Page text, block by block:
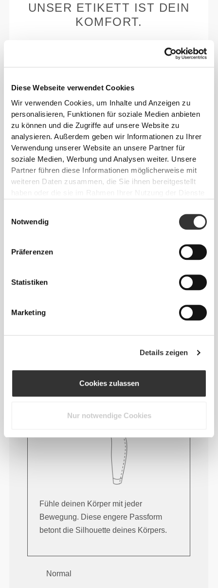
Diese Webseite verwendet Cookies
Wir verwenden Cookies, um Inhalte und Anzeigen zu
personalisieren, Funktionen für soziale Medien anbieten
zu können und die Zugriffe auf unsere Website zu
analysieren. Außerdem geben wir Informationen zu Ihrer
Verwendung unserer Website an unsere Partner für
soziale Medien, Werbung und Analysen weiter. Unsere
Partner führen diese Informationen möglicherweise mit
weiteren Daten zusammen, die Sie ihnen bereitgestellt
Notwendig
Präferenzen
Statistiken
Marketing
Details zeigen
Cookies zulassen
Nur notwendige Cookies
UNSER ETIKETT IST DEIN
KOMFORT.
Ohne eingenähtes Etikett
Unsere Kleidung steht für Komfort. Unsere
Herangehensweise hinterlässt einen wichtigen
Eindruck auf unsere Kleidung: auf die nahtlose
Freiheit! Ohne eingenähtes Etikett wird das Tragen
von Kleidung noch bequemer, da es zu keinen
Hautreizungen kommt.
Dieser Artikel
Fühle deinen Körper mit jeder
Bewegung. Diese engere Passform
betont die Silhouette deines Körpers.
Normal